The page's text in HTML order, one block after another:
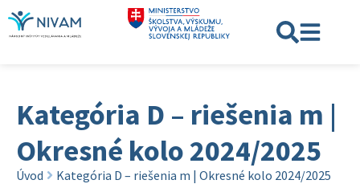
Kategória D – riešenia m |
Okresné kolo 2024/2025
Úvod Kategória D – riešenia m | Okresné kolo 2024/2025